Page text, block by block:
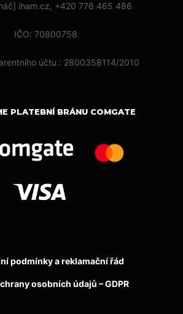
iham.cz, +420 776 465 486
IČO: 70800758
účtu.: 2800358114/2010
PLATEBNÍ BRÁNU COMGATE
podmínky a reklamační řád
osobních údajů – GDPR